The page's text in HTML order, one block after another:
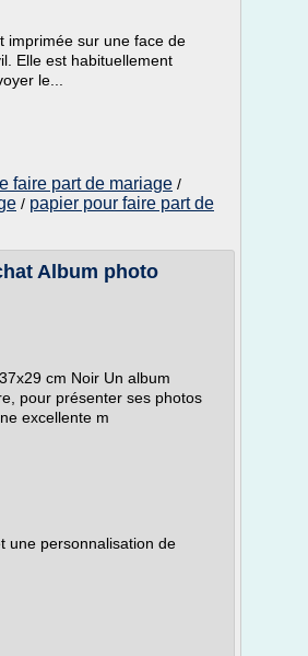
imprimée sur une face de
Elle est habituellement
le...
faire part de mariage /
/ papier pour faire part de
Album photo
cm Noir Un album
pour présenter ses photos
excellente m
une personnalisation de